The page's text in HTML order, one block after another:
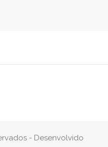
- Desenvolvido